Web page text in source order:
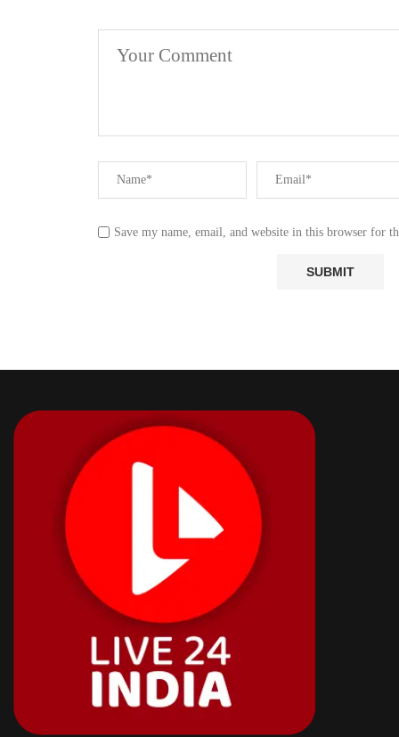
Save my name, email, and website in this browser for